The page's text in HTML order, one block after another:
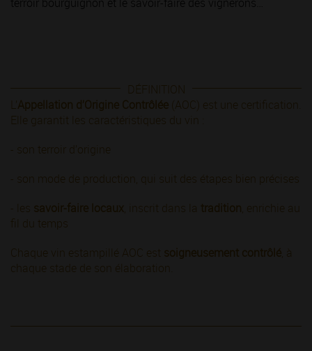
terroir bourguignon et le savoir-faire des vignerons…
DÉFINITION
L’Appellation d’Origine Contrôlée (AOC) est une certification.
Elle garantit les caractéristiques du vin :
- son terroir d’origine
- son mode de production, qui suit des étapes bien précises
- les savoir-faire locaux , inscrit dans la tradition , enrichie au
fil du temps
Chaque vin estampillé AOC est soigneusement contrôlé , à
chaque stade de son élaboration.